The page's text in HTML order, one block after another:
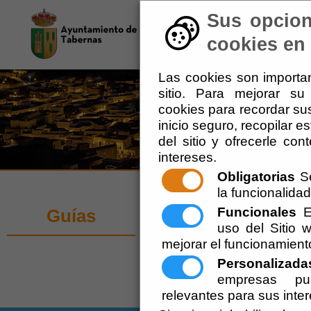
Sus
cookies
Las cookies son
sitio. Para mejorar su
cookies para recordar
inicio seguro, recopilar
del sitio y ofrecerle
intereses.
Obligatorias
la
Funcionales
uso del Sitio
mejorar el
empresas
relevantes para sus
El Ayuntamiento
Guías Organizaciones
Científicas y Tecnológicas